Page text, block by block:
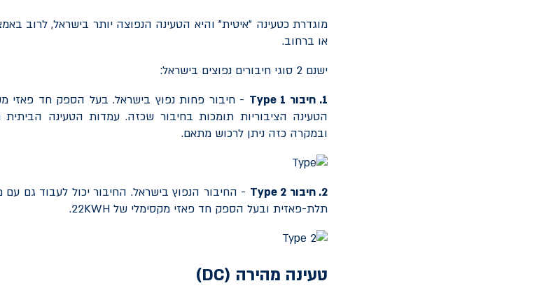
מוגדרת כטעינה "איטית" והיא הטעינה הנפוצה יותר בישראל, לרוב
או ברחוב.
ישנם 2 סוגי חיבורים נפוצים בישראל:
1. חיבור
Type 1 - חיבור פחות נפוץ בישראל. בעל הספק חד פאזי
הטעינה הציבוריות תומכות בחיבור שכזה. עמדות הטעינה הביתית
ובמקרה כזה ניתן לרכוש מתאם.
2. חיבור Type 2 - החיבור הנפוץ בישראל. החיבור יכול לעבוד גם
תלת-פאזית ובעל הספק חד פאזי מקסימלי של 22KWH
.
טעינה מהירה (DC
)